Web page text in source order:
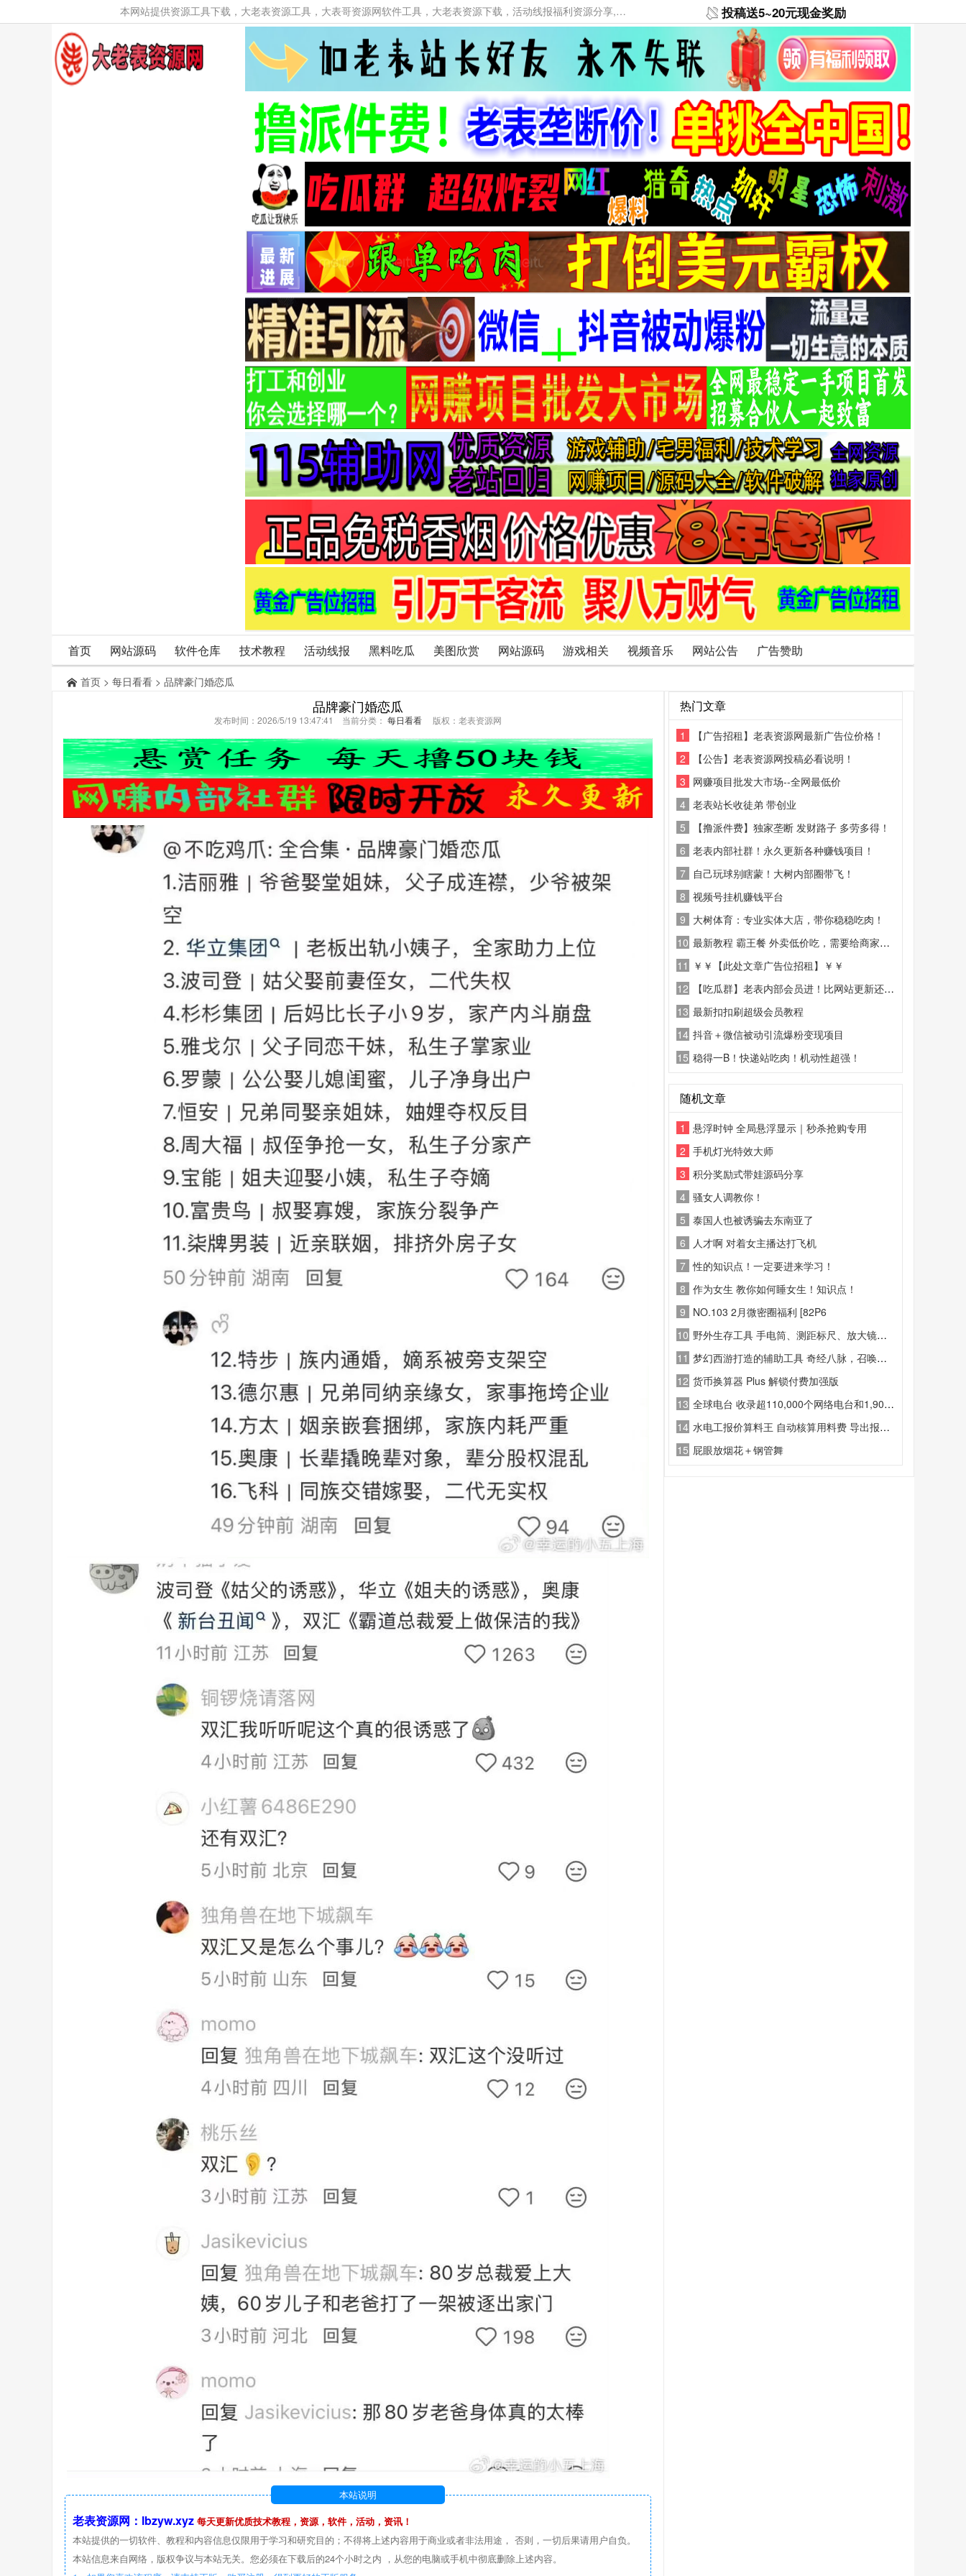
本网站提供资源工具下载，大老表资源工具，大表哥资源网软件工具，大老表资源下载，活动线报福利资源分享,活动线报，大型网游经典游戏，网络热门技术游戏辅助交流与分享。 投稿送5~20元现金奖励
首页 网站源码 软件仓库 技术教程 活动线报 黑料吃瓜 美图欣赏 网站源码 游戏相关 视频音乐 网站公告 广告赞助
首页 > 每日看看 > 品牌豪门婚恋瓜
品牌豪门婚恋瓜
发布时间：2026/5/19 13:47:41 当前分类： 每日看看 版权：老表资源网
本站说明
老表资源网：lbzyw.xyz 每天更新优质技术教程，资源，软件，活动，资讯！
本站提供的一切软件、教程和内容信息仅限用于学习和研究目的；不得将上述内容用于商业或者非法用途， 否则，一切后果请用户自负。
本站信息来自网络，版权争议与本站无关。您必须在下载后的24个小时之内 ，从您的电脑或手机中彻底删除上述内容。
热门文章
1
【广告招租】老表资源网最新广告位价格！
2
【公告】老表资源网投稿必看说明！
3 网赚项目批发大市场--全网最低价
4 老表站长收徒弟 带创业
5
【撸派件费】独家垄断 发财路子 多劳多得！
6 老表内部社群！永久更新各种赚钱项目！
7 自己玩球别瞎蒙！大树内部圈带飞！
8 视频号挂机赚钱平台
9 大树体育：专业实体大店，带你稳稳吃肉！
10 最新教程 霸王餐 外卖低价吃，需要给商家好评
11 ￥￥【此处文章广告位招租】￥￥
12
【吃瓜群】老表内部会员进！比网站更新还精彩！
13 最新扣扣刷超级会员教程
14 抖音＋微信被动引流爆粉变现项目
15 稳得一B！快递站吃肉！机动性超强！
随机文章
1
悬浮时钟 全局悬浮显示｜秒杀抢购专用
2 手机灯光特效大师
3 积分奖励式带娃源码分享
4 骚女人调教你！
5 泰国人也被诱骗去东南亚了
6
人才啊 对着女主播达打飞机
7 性的知识点！一定要进来学习！
8 作为女生 教你如何睡女生！知识点！
9 NO.103 2月微密圈福利 [82P6
10 野外生存工具 手电筒、测距标尺、放大镜、野外打包清单、日落预警、坡度测算。
11 梦幻西游打造的辅助工具 奇经八脉，召唤兽，孩子，修炼，人物以及技能等
12 货币换算器 Plus 解锁付费加强版
13 全球电台 收录超110,000个网络电台和1,900,000个播客节目，覆盖全球国家和地区。
14 水电工报价算料王 自动核算用料费 导出报价清单PDF
15 屁眼放烟花＋钢管舞